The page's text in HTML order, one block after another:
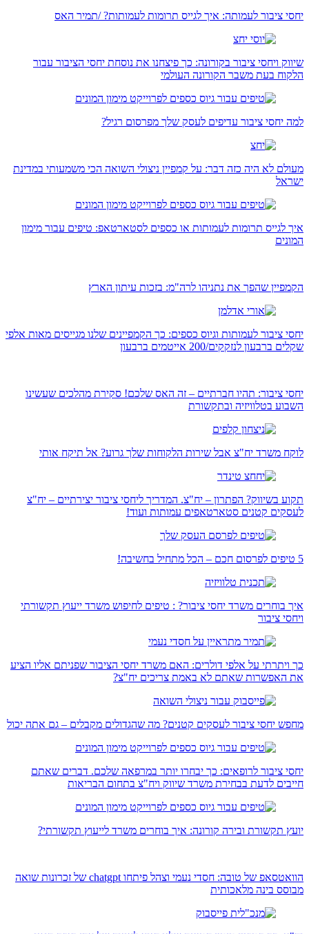
יחסי ציבור לעמותה: איך לגייס תרומות לעמותות? /תמיר האס
שיווק ויחסי ציבור בקורונה: כך פיצחנו את נוסחת יחסי הציבור עבור
הלקוח בעת משבר הקורונה העולמי
למה יחסי ציבור עדיפים לעסק שלך מפרסום רגיל?
מעולם לא היה כזה דבר: על קמפיין ניצולי השואה הכי משמעותי במדינת
ישראל
איך לגייס תרומות לעמותות או כספים לסטארטאפ: טיפים עבור מימון
המונים
הקמפיין שהפך את נתניהו לרה"מ: בזכות עיתון הארץ
יחסי ציבור לעמותות וגיוס כספים: כך הקמפיינים שלנו מגייסים מאות אלפי
שקלים ברבעון לנזקקים/200 אייטמים ברבעון
יחסי ציבור: תהיו חברתיים – זה האס שלכם! סקירת מהלכים שעשינו
השבוע בטלוויזיה ובתקשורת
לוקח משרד יח"צ אבל שירות הלקוחות שלך גרוע? אל תיקח אותי
תקוע בשיווק? הפתרון – יח"צ. המדריך ליחסי ציבור יצירתיים – יח"צ
לעסקים קטנים סטארטאפים עמותות ועוד!
5 טיפים לפרסום חכם – הכל מתחיל בחשיבה!
איך בוחרים משרד יחסי ציבור? : טיפים לחיפוש משרד ייעוץ תקשורתי
ויחסי ציבור
כך ויתרתי על אלפי דולרים: האם משרד יחסי הציבור שפניתם אליו הציע
את האפשרות שאתם לא באמת צריכים יח"צ?
מחפש יחסי ציבור לעסקים קטנים? מה שהגדולים מקבלים – גם אתה יכול
יחסי ציבור לרופאים: כך יבחרו יותר במרפאה שלכם. דברים שאתם
חייבים לדעת בבחירת משרד שיווק ויח"צ בתחום הבריאות
יועץ תקשורת ובירה קורונה: איך בוחרים משרד לייעוץ תקשורתי?
הוואטסאפ של טובה: חסדי נעמי וצהל פיתחו chatgpt של זכרונות שואה
מבוסס בינה מלאכותית